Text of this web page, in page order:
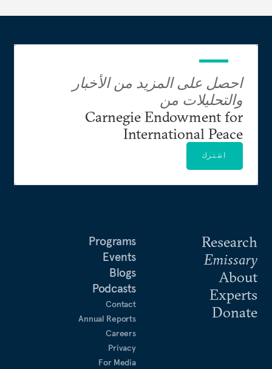
Research
Emissary
About
Experts
Donate
Programs
Events
Blogs
Podcasts
Contact
Annual Reports
Careers
Privacy
For Media
احصل على المزيد من الأخبار
والتحليلات من
Carnegie Endowment for
International Peace
اشترك